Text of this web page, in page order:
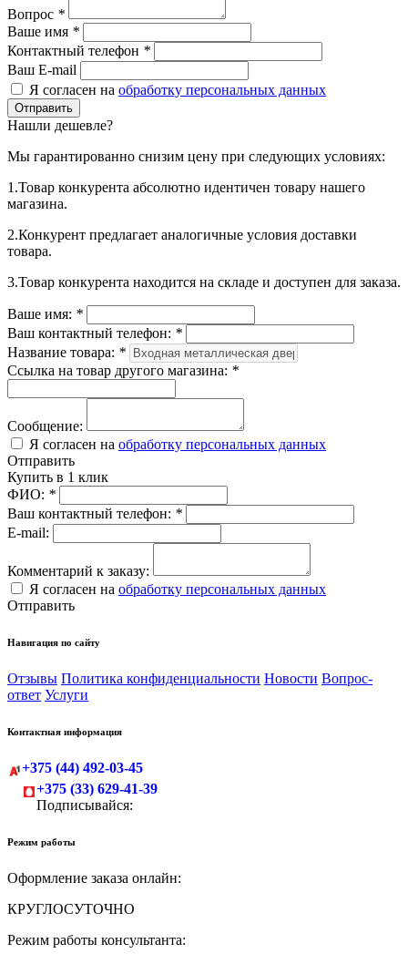
Вопрос *
Ваше имя *
Контактный телефон *
Ваш E-mail
Я согласен на обработку персональных данных
Нашли дешевле?
Мы гарантированно снизим цену при следующих условиях:
1.Товар конкурента абсолютно идентичен товару нашего
магазина.
2.Конкурент предлагает аналогичные условия доставки
товара.
3.Товар конкурента находится на складе и доступен для заказа.
Ваше имя: *
Ваш контактный телефон: *
Название товара: *
Ссылка на товар другого магазина: *
Сообщение:
Я согласен на обработку персональных данных
Отправить
Купить в 1 клик
ФИО: *
Ваш контактный телефон: *
E-mail:
Комментарий к заказу:
Я согласен на обработку персональных данных
Отправить
Навигация по сайту
Отзывы Политика конфиденциальности Новости Вопрос-
ответ Услуги
Контактная информация
+375 (44) 492-03-45
+375 (33) 629-41-39
Подписывайся:
Режим работы
Оформление заказа онлайн:
КРУГЛОСУТОЧНО
Режим работы консультанта: